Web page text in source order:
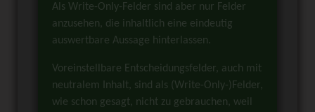
Als Write-Only-Felder sind aber nur Felder
anzusehen, die inhaltlich eine eindeutig
auswertbare Aussage hinterlassen.
Voreinstellbare Entscheidungsfelder, auch mit
neutralem Inhalt, sind als (Write-Only-)Felder,
wie schon gesagt, nicht zu gebrauchen, weil